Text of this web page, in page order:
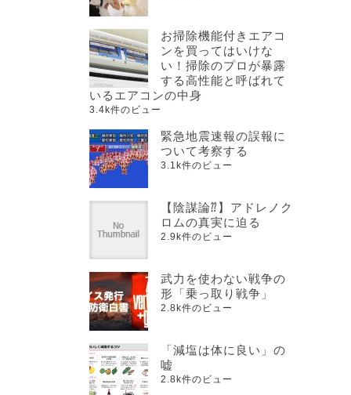
お掃除機能付きエアコ
ンを買ってはいけな
い！掃除のプロが暴露
する高性能と呼ばれて
いるエアコンの中身
3.4k件のビュー
緊急地震速報の誤報に
ついて考察する
3.1k件のビュー
【陰謀論⁇】アドレノク
ロムの真実に迫る
2.9k件のビュー
武力を使わない戦争の
形「乗っ取り戦争」
2.8k件のビュー
「減塩は体に良い」の
嘘
2.8k件のビュー